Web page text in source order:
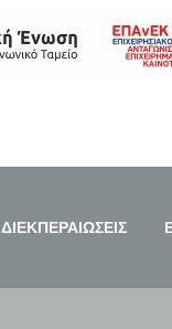
ΔΙΕΚΠΕΡΑΙΩΣΕΙΣ